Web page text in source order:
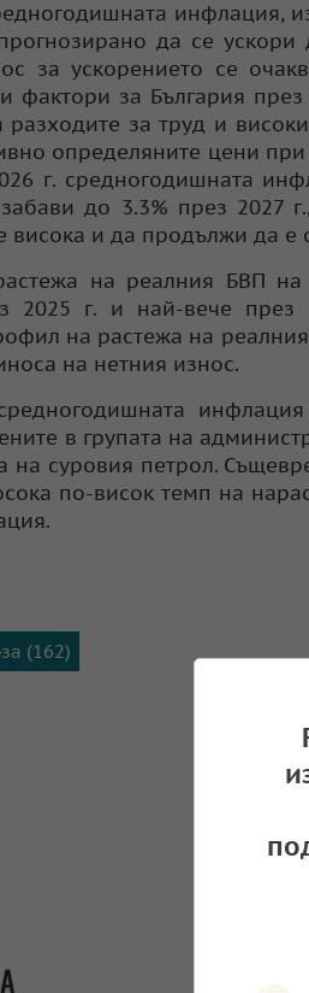
инфлация,
да се ускори
за ускорението се
фактори за България през
разходите за труд и
определяните цени
г. средногодишната
до 3.3% през 2027
висока и да продължи да
на реалния БВП
2025 г. и най-вече
на растежа на
на нетния износ.
в групата на
на суровия петрол.
по-висок темп на
(162)